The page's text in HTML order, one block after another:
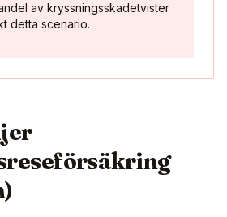
av kryssningsskadetvister
detta scenario.